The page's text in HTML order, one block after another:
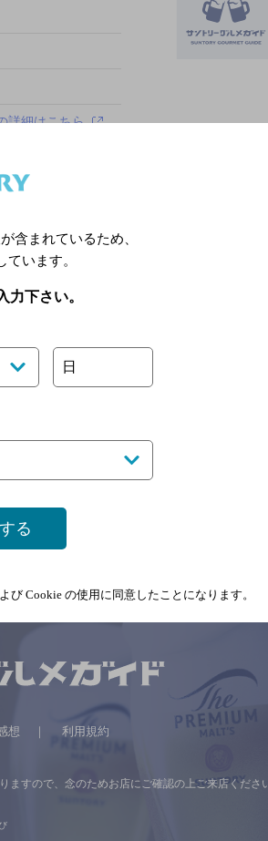
詳細はこちら
い。
想 利用規約
ますので、 念のためお店にご確認の上ご来店くださ
含まれているため、
います。
力下さい。
日
る
び Cookie の使用に同意したことになります。